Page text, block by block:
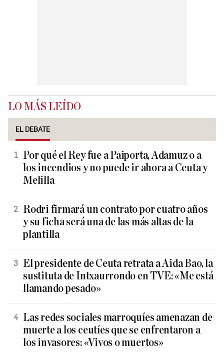
LO MÁS LEÍDO
EL DEBATE
Por qué el Rey fue a Paiporta, Adamuz o a
los incendios y no puede ir ahora a Ceuta y
Melilla
Rodri firmará un contrato por cuatro años
y su ficha será una de las más altas de la
plantilla
El presidente de Ceuta retrata a Aida Bao, la
sustituta de Intxaurrondo en TVE: «Me está
llamando pesado»
Las redes sociales marroquíes amenazan de
muerte a los ceutíes que se enfrentaron a
los invasores: «Vivos o muertos»